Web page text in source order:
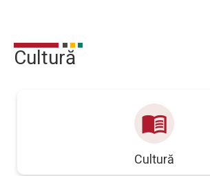
Cultură
menu_book
Cultură